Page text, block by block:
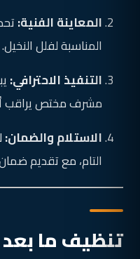
المعاينة الفنية:
المناسبة لفلل النخيل.
التنفيذ الاحترافي:
مشرف مختص يراقب
الاستلام والضمان:
التام، مع تقديم
تنظيف ما